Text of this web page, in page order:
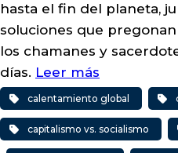
hasta el fin del planeta,
soluciones que pregonan
los chamanes y
días. Leer más
calentamiento global
capitalismo vs. socialismo